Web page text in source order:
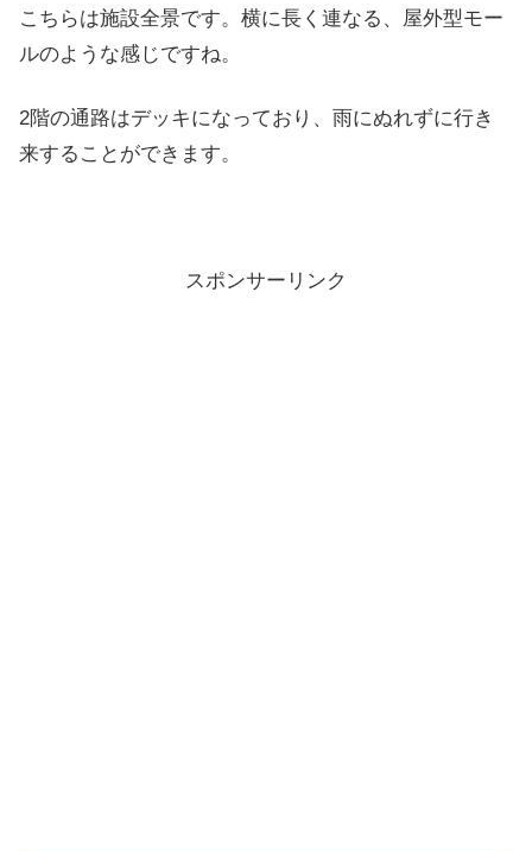
こちらは施設全景です。横に長く連なる、屋外型モー
ルのような感じですね。
2階の通路はデッキになっており、雨にぬれずに行き
来することができます。
スポンサーリンク